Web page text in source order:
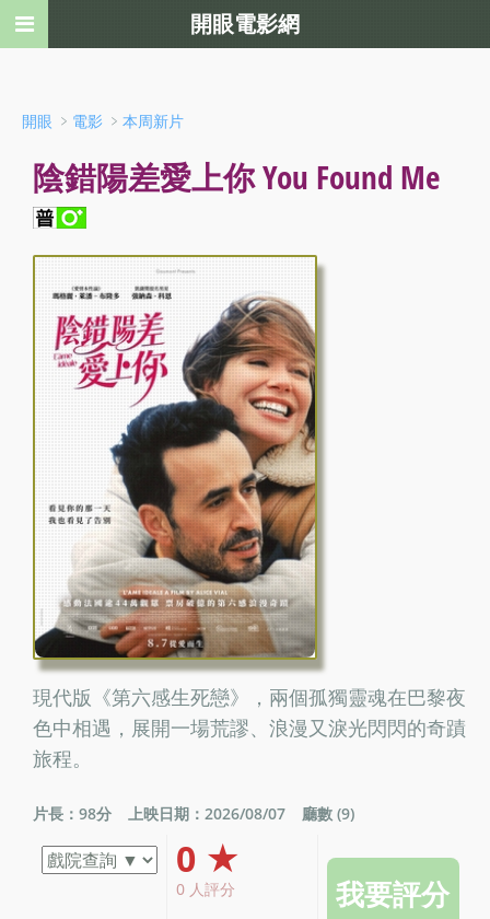
開眼 ﹥ 電影 ﹥ 本周新片
陰錯陽差愛上你 You Found Me
現代版《第六感生死戀》，兩個孤獨靈魂在巴黎夜
色中相遇，展開一場荒謬、浪漫又淚光閃閃的奇蹟
旅程。
片長：98分 上映日期：2026/08/07 廳數 (9)
0 ★
0 人評分
開眼電影網